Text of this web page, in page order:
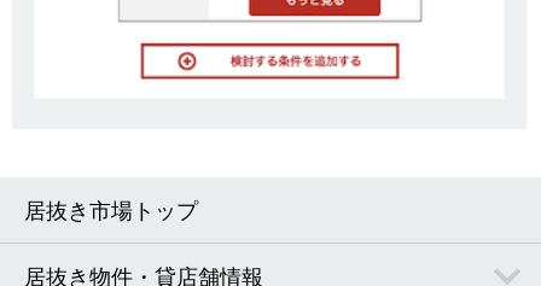
居抜き市場トップ
居抜き物件・貸店舗情報